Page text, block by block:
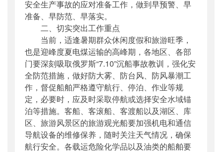
安全生产事故的应对准备工作，做到早预警、早
准备、早防范、早落实。
二、切实突出工作重点
当前，适逢暑期群众休闲度假和旅游旺季，
也是迎峰度夏电煤运输的高峰期，各地区、各部
门要深刻吸取俄罗斯“7.10”沉船事故教训，强化安
全防范措施，做好防大雾、防台风、防风暴潮工
作，督促船舶严格遵守航行、停泊、作业等规
定，必要时，应及时采取停航或选择安全水域锚
泊等措施。客船、客滚船、客渡船以及湖区、库
区、旅游风景区的旅游观光船要加强机电和通信
导航设备的维修保养，随时关注天气情况，确保
航行安全。各载运危险化学品以及油类的船舶要